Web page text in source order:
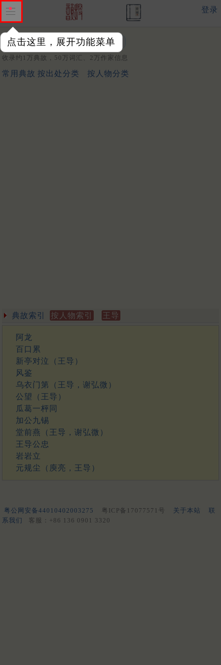
点击这里，展开功能菜单
登录
关键词：
收录约1万典故，50万词汇、2万作家信息
常用典故 按出处分类 按人物分类
典故索引 按人物索引 王导
阿龙
百口累
新亭对泣（王导）
风鉴
乌衣门第（王导，谢弘微）
公望（王导）
瓜葛一枰同
加公九锡
堂前燕（王导，谢弘微）
王导公忠
岩岩立
元规尘（庾亮，王导）
粤公网安备44010402003275 粤ICP备17077571号 关于本站
联
系我们
客服：+86 136 0901 3320